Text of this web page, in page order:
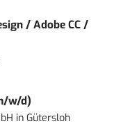
/ Adobe CC /
w/d)
inGütersloh